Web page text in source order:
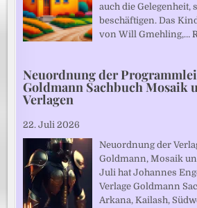
auch die Gelegenheit,
beschäftigen. Das
von Will Gmehling,…
Neuordnung der
Goldmann Sachbuch Mosaik
Verlagen
22. Juli 2026
Neuordnung der
Goldmann, Mosaik
Juli hat Johannes
Verlage Goldmann
Arkana, Kailash,